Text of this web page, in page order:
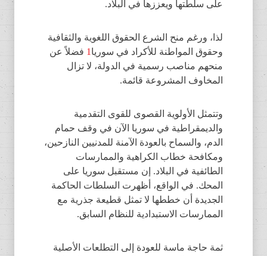
على سلطتها ويعززها في البلاد.
لذا، ورغم منح الشرع الحقوق اللغوية والثقافية
وحقوق المواطنة للأكراد في سوريا 1 فضلاً عن
منحهم مناصب رسمية في الدولة، لا تزال
المخاوف المشروعة قائمة.
وتتمثل الأولوية القصوى للقوى التقدمية
والديمقراطية في سوريا الآن في وقف حمام
الدم، والسماح بالعودة الآمنة للمدنيين النازحين،
ومكافحة خطاب الكراهية والممارسات
الطائفية في البلاد. إن مستقبل سوريا على
المحك. في الواقع، أظهرت السلطات الحاكمة
الجديدة أن خططها لا تمثل قطيعة جذرية مع
الممارسات الاستبدادية للنظام السابق.
ثمة حاجة ماسة للعودة إلى التطلعات الأصلية